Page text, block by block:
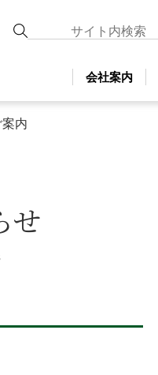
会社案内
内
せ